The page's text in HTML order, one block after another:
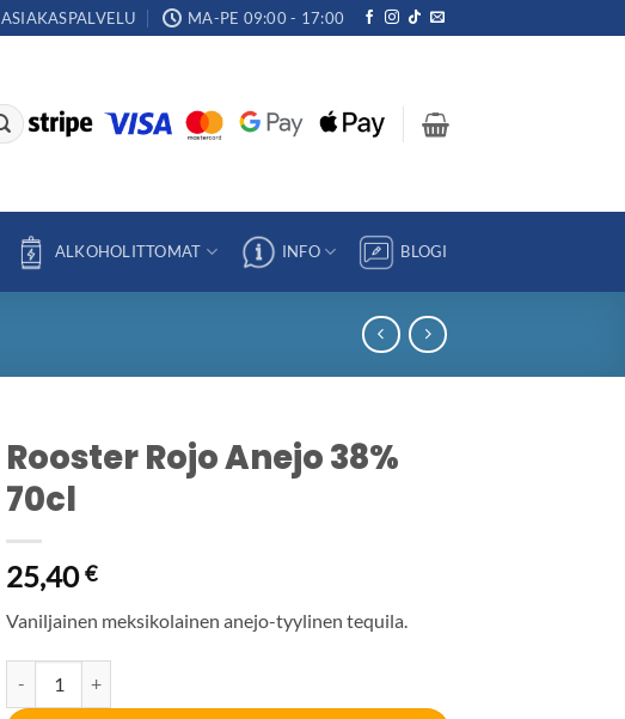
ASIAKASPALVELU MA-PE 09:00 - 17:00
ALKOHOLITTOMAT INFO BLOGI
Rooster Rojo Anejo 38%
70cl
25,40€
Vaniljainen meksikolainen anejo-tyylinen tequila.